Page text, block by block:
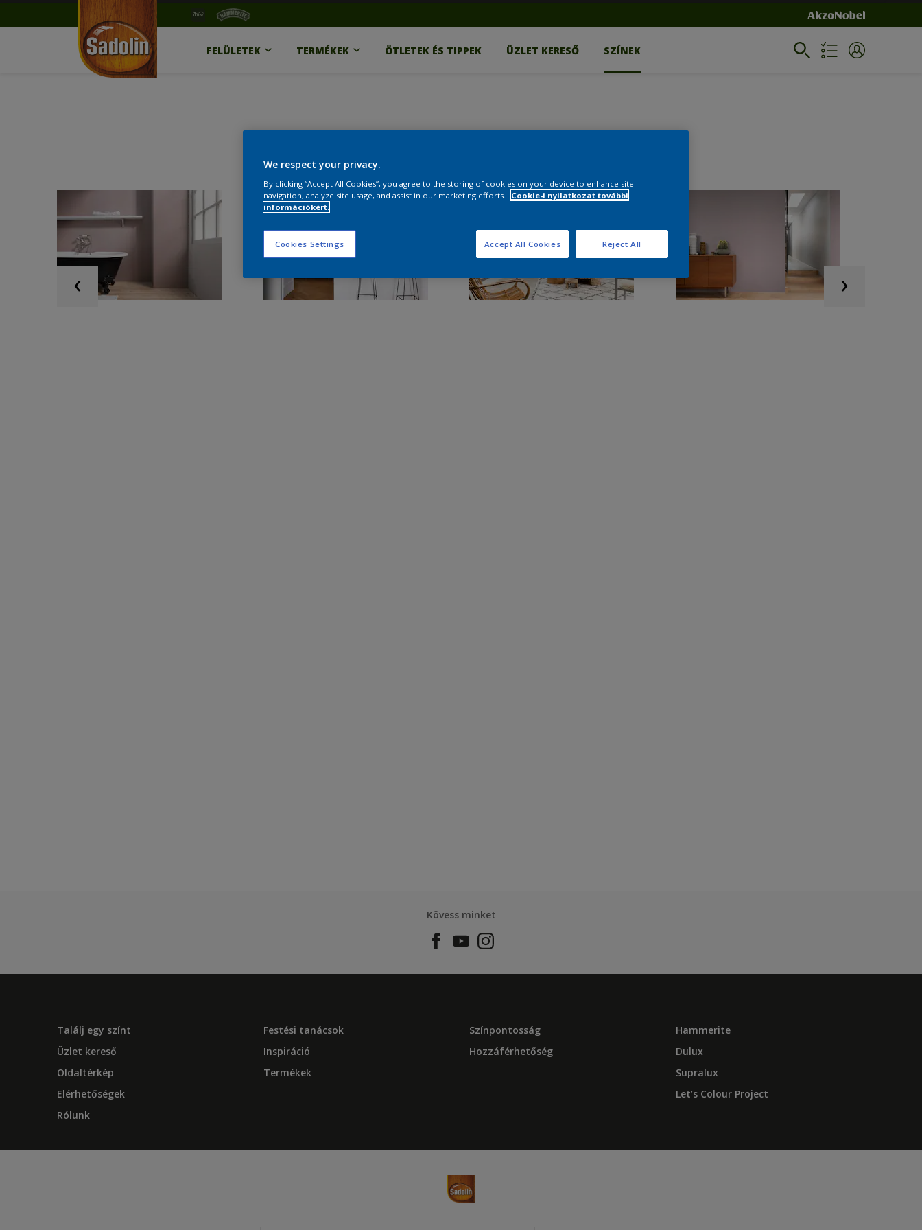
FELÜLETEK TERMÉKEK ÖTLETEK ÉS TIPPEK ÜZLET KERESŐ SZÍNEK
Kövess minket
Találj egy színt
Üzlet kereső
Oldaltérkép
Elérhetőségek
Rólunk
Festési tanácsok
Inspiráció
Termékek
Színpontosság
Hozzáférhetőség
Hammerite
Dulux
Supralux
Let’s Colour Project
We respect your privacy.
By clicking “Accept All Cookies”, you agree to the storing of cookies on your device to enhance site
navigation, analyze site usage, and assist in our marketing efforts.
Cookie-i nyilatkozat további
információkért.
Cookies Settings Reject All
Accept All Cookies